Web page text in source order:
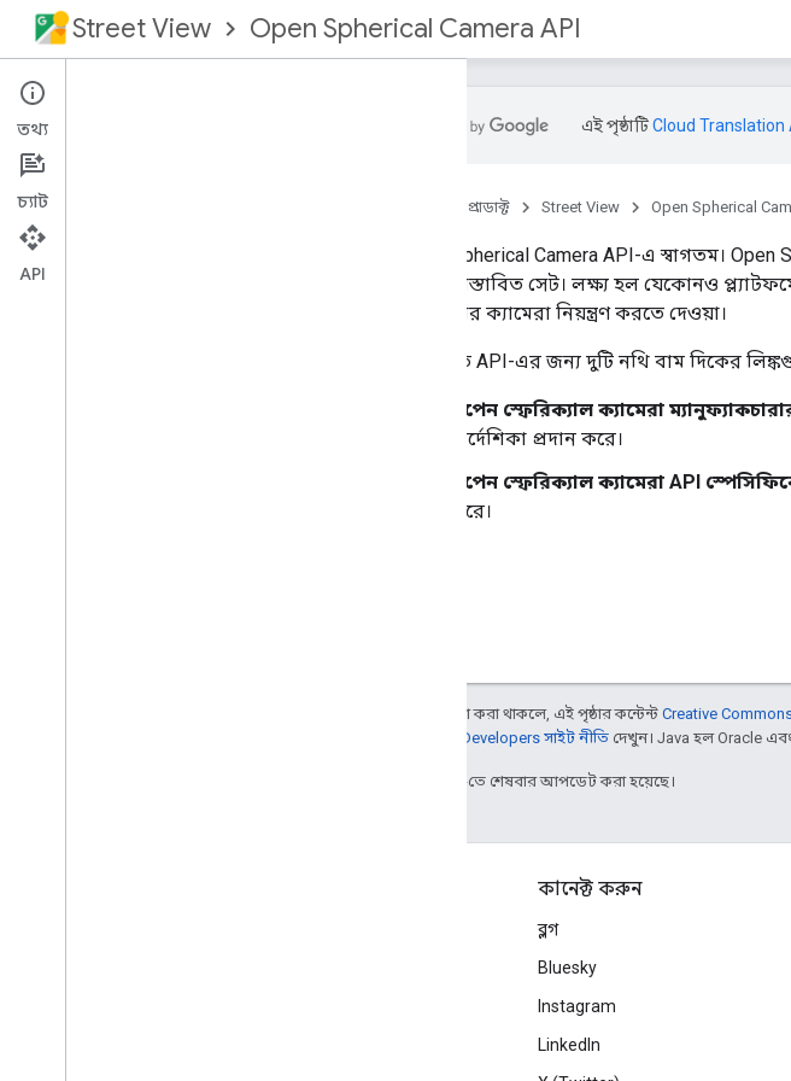
Street View Open Spherical Camera API
নতুন কি
ওএসসি প্রস্তুতকারক গাইড
OSC API স্পেসিফিকেশন
এই পৃষ্ঠাটিCloud Translation
প্রোডাক্ট Street View Open Spherical
Open Spherical Camera API-এ স্বাগতম।
একটি প্রস্তাবিত সেট। লক্ষ্য হল যেকোনও
গোলাকার ক্যামেরা নিয়ন্ত্রণ করতে দেওয়া।
প্রস্তাবিত API-এর জন্য দুটি নথি বাম দিকের
ওপেন স্ফেরিক্যাল ক্যামেরা
নির্দেশিকা প্রদান করে।
ওপেন স্ফেরিক্যাল ক্যামেরা API
করে।
অন্য কিছু উল্লেখ না করা থাকলে, এই পৃষ্ঠার কন্টেন্ট Creative
Google Developers সাইট নীতি দেখুন। Java হল Oracle এবং/
2025-07-25 UTC-তে শেষবার আপডেট করা হয়েছে।
কানেক্ট করুন
ব্লগ
Bluesky
Instagram
LinkedIn
তথ্য
চ্যাট
API